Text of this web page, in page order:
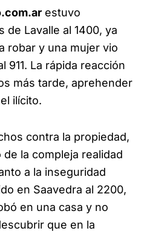
estuvo
de Lavalle al 1400, ya
robar y una mujer vio
911. La rápida reacción
más tarde, aprehender
ilícito.
contra la propiedad,
la compleja realidad
a la inseguridad
en Saavedra al 2200,
en una casa y no
que en la